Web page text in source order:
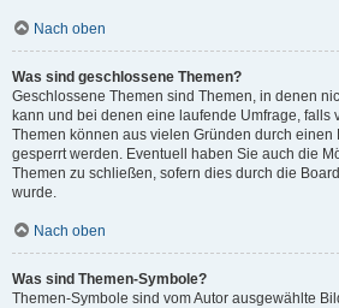
Nach oben
Was sind geschlossene Themen?
Geschlossene Themen sind Themen, in denen
kann und bei denen eine laufende Umfrage, falls
Themen können aus vielen Gründen durch einen
gesperrt werden. Eventuell haben Sie auch die
Themen zu schließen, sofern dies durch die
wurde.
Nach oben
Was sind Themen-Symbole?
Themen-Symbole sind vom Autor ausgewählte